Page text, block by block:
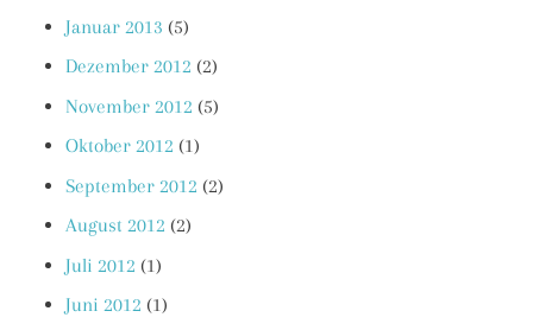
Januar 2013 (5)
Dezember 2012 (2)
November 2012 (5)
Oktober 2012 (1)
September 2012 (2)
August 2012 (2)
Juli 2012 (1)
Juni 2012 (1)